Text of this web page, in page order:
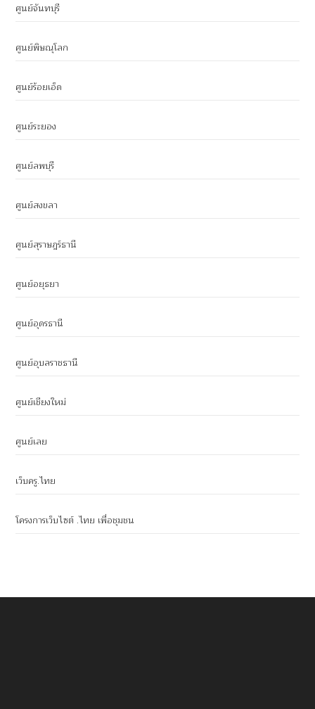
ศูนย์จันทบุรี
ศูนย์พิษณุโลก
ศูนย์ร้อยเอ็ด
ศูนย์ระยอง
ศูนย์ลพบุรี
ศูนย์สงขลา
ศูนย์สุราษฎร์ธานี
ศูนย์อยุธยา
ศูนย์อุดรธานี
ศูนย์อุบลราชธานี
ศูนย์เชียงใหม่
ศูนย์เลย
เว็บครู.ไทย
โครงการเว็บไซต์ .ไทย เพื่อชุมชน